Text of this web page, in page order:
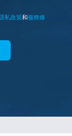
私政策和服務條